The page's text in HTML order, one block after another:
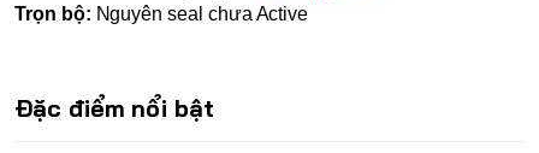
Trọn bộ: Nguyên seal chưa Active
Đặc điểm nổi bật